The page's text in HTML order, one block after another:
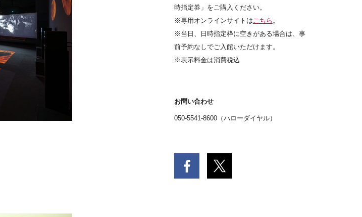
時指定券」をご購入ください。
※専用オンラインサイトはこちら 。
※当日、日時指定枠に空きがある場合は、事
前予約なしでご入館いただけます。
※表示料金は消費税込
お問い合わせ
050-5541-8600（ハローダイヤル）